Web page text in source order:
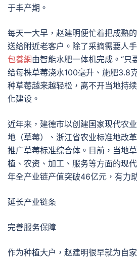
于丰产期。
每天一大早，赵建明便忙着把成熟
送给附近老客户。除了采摘需要人
包養網由智能水肥一体机完成。“只
给每株草莓浇水100毫升、施肥3.8
种草莓越来越轻松，离不开当地持
化建设。
近年来，建德市以创建国家现代农
地（草莓）、浙江省农业标准地改
推广草莓标准综合体。目前，当地
植、农资、加工、服务等方面的现
年全产业链产值突破46亿元，有力
延长产业链条
完善服务保障
作为种植大户，赵建明很早就为自